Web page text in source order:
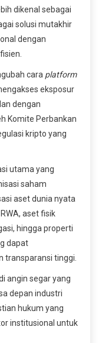
dikenal sebagai
solusi mutakhir
dengan
cara platform
eksposur
dengan
Komite Perbankan
kripto yang
utama yang
saham
aset dunia nyata
aset fisik
hingga properti
dapat
transparansi tinggi.
angin segar yang
depan industri
hukum yang
institusional untuk